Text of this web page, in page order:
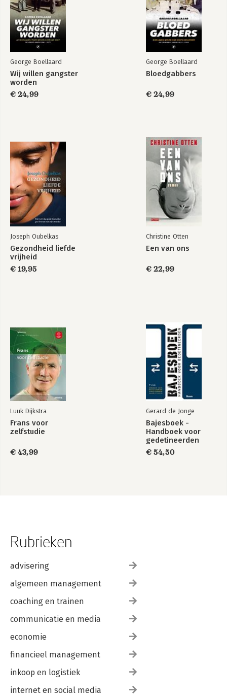
George Boellaard
Wij willen gangster
worden
€ 24,99
George Boellaard
Bloedgabbers
€ 24,99
Joseph Oubelkas
Gezondheid liefde
vrijheid
€ 19,95
Christine Otten
Een van ons
€ 22,99
Luuk Dijkstra
Frans voor
zelfstudie
€ 43,99
Gerard de Jonge
Bajesboek -
Handboek voor
gedetineerden
€ 54,50
Rubrieken
advisering
algemeen management
coaching en trainen
communicatie en media
economie
financieel management
inkoop en logistiek
internet en social media